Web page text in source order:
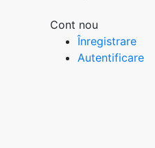
Cont nou
Înregistrare
Autentificare